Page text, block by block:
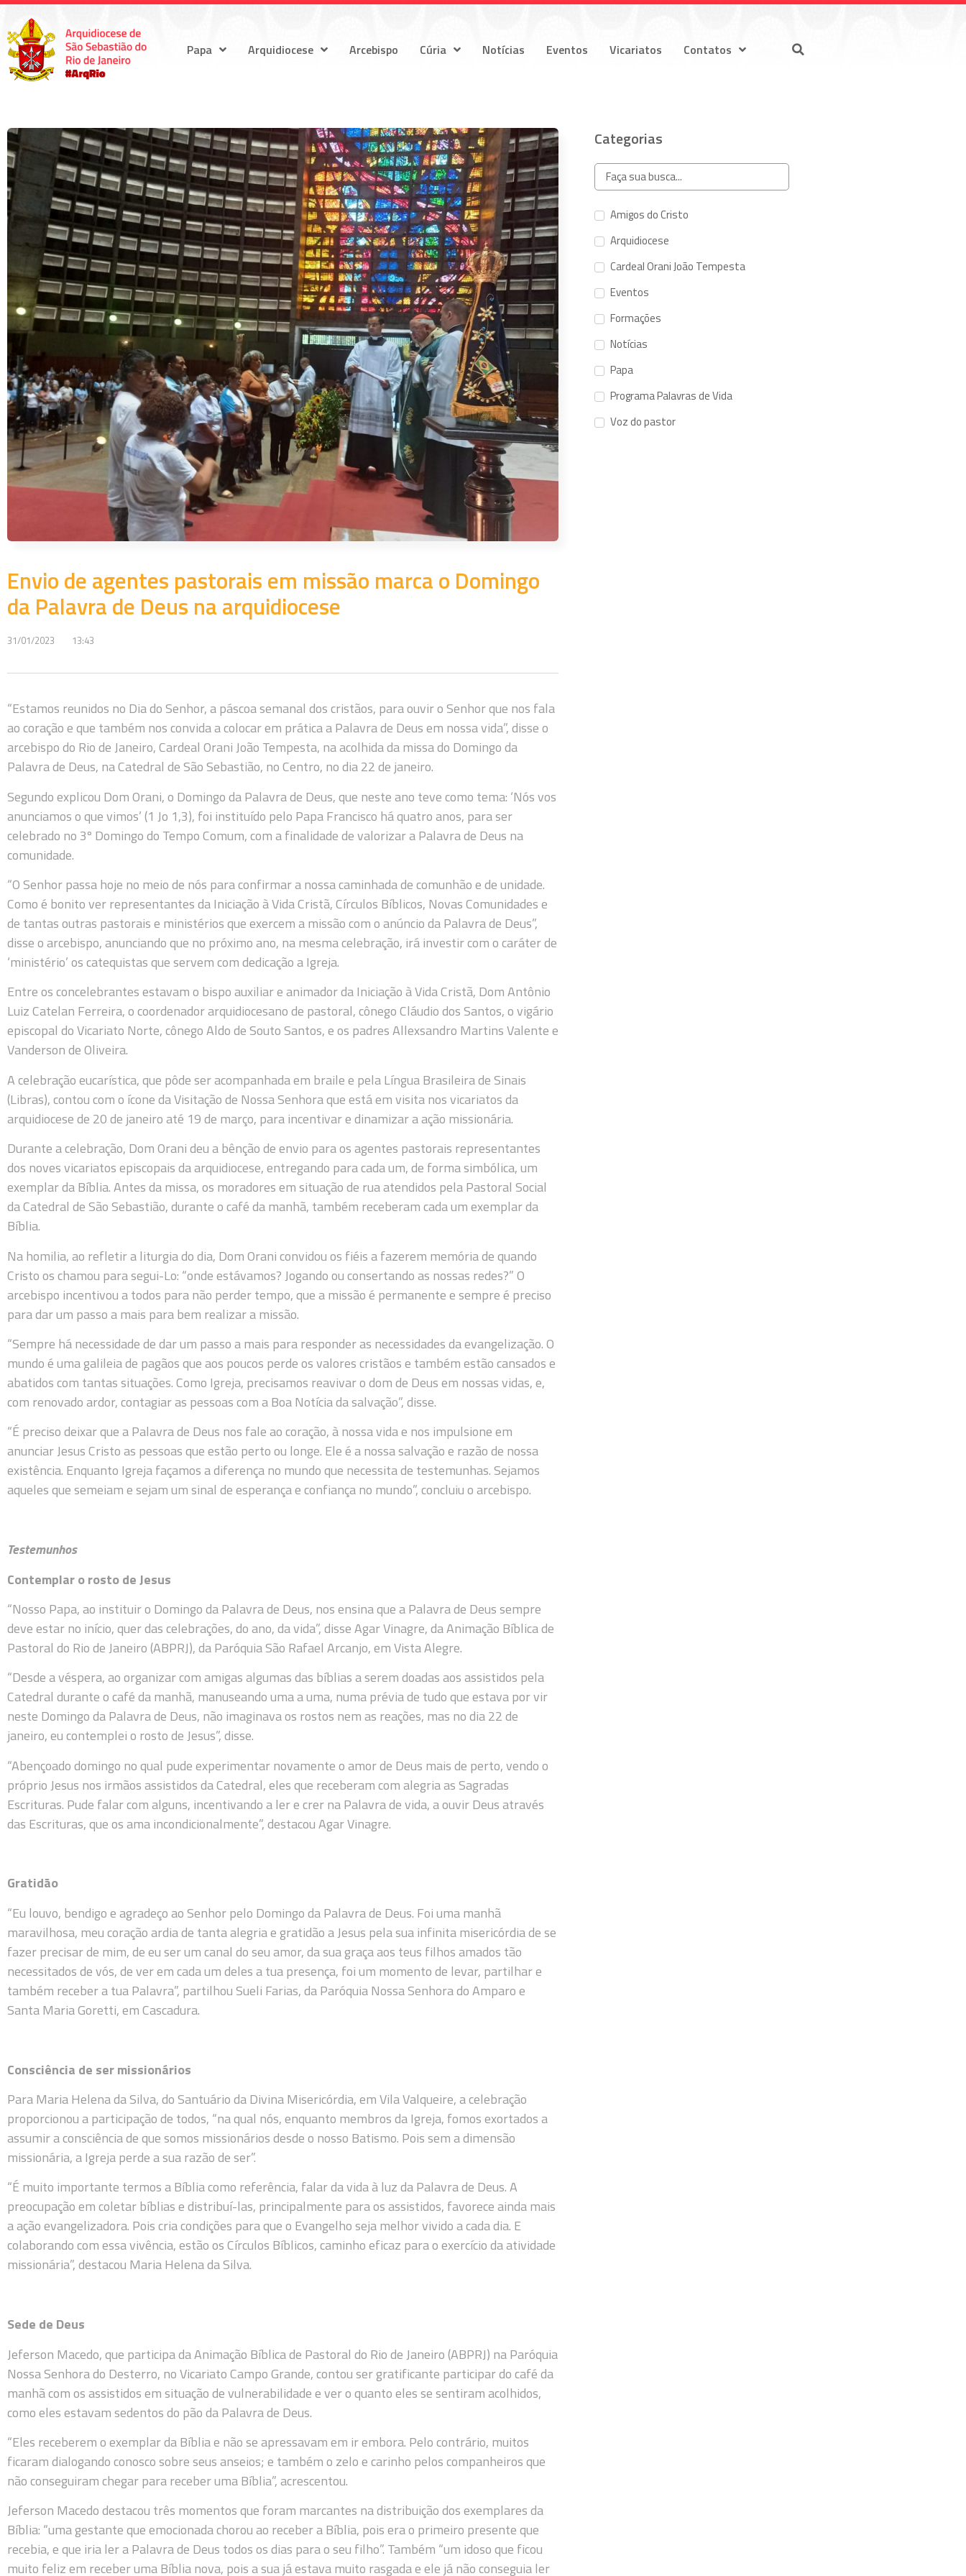
Papa Arquidiocese Arcebispo Cúria Notícias Eventos Vicariatos Contatos
Envio de agentes pastorais em missão marca o Domingo
da Palavra de Deus na arquidiocese
31/01/2023 13:43
“Estamos reunidos no Dia do Senhor, a páscoa semanal dos cristãos, para ouvir o Senhor que nos fala
ao coração e que também nos convida a colocar em prática a Palavra de Deus em nossa vida”, disse o
arcebispo do Rio de Janeiro, Cardeal Orani João Tempesta, na acolhida da missa do Domingo da
Palavra de Deus, na Catedral de São Sebastião, no Centro, no dia 22 de janeiro.
Segundo explicou Dom Orani, o Domingo da Palavra de Deus, que neste ano teve como tema: ‘Nós vos
anunciamos o que vimos’ (1 Jo 1,3), foi instituído pelo Papa Francisco há quatro anos, para ser
celebrado no 3º Domingo do Tempo Comum, com a finalidade de valorizar a Palavra de Deus na
comunidade.
“O Senhor passa hoje no meio de nós para confirmar a nossa caminhada de comunhão e de unidade.
Como é bonito ver representantes da Iniciação à Vida Cristã, Círculos Bíblicos, Novas Comunidades e
de tantas outras pastorais e ministérios que exercem a missão com o anúncio da Palavra de Deus”,
disse o arcebispo, anunciando que no próximo ano, na mesma celebração, irá investir com o caráter de
‘ministério’ os catequistas que servem com dedicação a Igreja.
Entre os concelebrantes estavam o bispo auxiliar e animador da Iniciação à Vida Cristã, Dom Antônio
Luiz Catelan Ferreira, o coordenador arquidiocesano de pastoral, cônego Cláudio dos Santos, o vigário
episcopal do Vicariato Norte, cônego Aldo de Souto Santos, e os padres Allexsandro Martins Valente e
Vanderson de Oliveira.
A celebração eucarística, que pôde ser acompanhada em braile e pela Língua Brasileira de Sinais
(Libras), contou com o ícone da Visitação de Nossa Senhora que está em visita nos vicariatos da
arquidiocese de 20 de janeiro até 19 de março, para incentivar e dinamizar a ação missionária.
Durante a celebração, Dom Orani deu a bênção de envio para os agentes pastorais representantes
dos noves vicariatos episcopais da arquidiocese, entregando para cada um, de forma simbólica, um
exemplar da Bíblia. Antes da missa, os moradores em situação de rua atendidos pela Pastoral Social
da Catedral de São Sebastião, durante o café da manhã, também receberam cada um exemplar da
Bíblia.
Na homilia, ao refletir a liturgia do dia, Dom Orani convidou os fiéis a fazerem memória de quando
Cristo os chamou para segui-Lo: “onde estávamos? Jogando ou consertando as nossas redes?” O
arcebispo incentivou a todos para não perder tempo, que a missão é permanente e sempre é preciso
para dar um passo a mais para bem realizar a missão.
“Sempre há necessidade de dar um passo a mais para responder as necessidades da evangelização. O
mundo é uma galileia de pagãos que aos poucos perde os valores cristãos e também estão cansados e
abatidos com tantas situações. Como Igreja, precisamos reavivar o dom de Deus em nossas vidas, e,
com renovado ardor, contagiar as pessoas com a Boa Notícia da salvação”, disse.
“É preciso deixar que a Palavra de Deus nos fale ao coração, à nossa vida e nos impulsione em
anunciar Jesus Cristo as pessoas que estão perto ou longe. Ele é a nossa salvação e razão de nossa
existência. Enquanto Igreja façamos a diferença no mundo que necessita de testemunhas. Sejamos
aqueles que semeiam e sejam um sinal de esperança e confiança no mundo”, concluiu o arcebispo.
Testemunhos
Contemplar o rosto de Jesus
“Nosso Papa, ao instituir o Domingo da Palavra de Deus, nos ensina que a Palavra de Deus sempre
deve estar no início, quer das celebrações, do ano, da vida”, disse Agar Vinagre, da Animação Bíblica de
Pastoral do Rio de Janeiro (ABPRJ), da Paróquia São Rafael Arcanjo, em Vista Alegre.
“Desde a véspera, ao organizar com amigas algumas das bíblias a serem doadas aos assistidos pela
Catedral durante o café da manhã, manuseando uma a uma, numa prévia de tudo que estava por vir
neste Domingo da Palavra de Deus, não imaginava os rostos nem as reações, mas no dia 22 de
janeiro, eu contemplei o rosto de Jesus”, disse.
“Abençoado domingo no qual pude experimentar novamente o amor de Deus mais de perto, vendo o
próprio Jesus nos irmãos assistidos da Catedral, eles que receberam com alegria as Sagradas
Escrituras. Pude falar com alguns, incentivando a ler e crer na Palavra de vida, a ouvir Deus através
das Escrituras, que os ama incondicionalmente”, destacou Agar Vinagre.
Gratidão
“Eu louvo, bendigo e agradeço ao Senhor pelo Domingo da Palavra de Deus. Foi uma manhã
maravilhosa, meu coração ardia de tanta alegria e gratidão a Jesus pela sua infinita misericórdia de se
fazer precisar de mim, de eu ser um canal do seu amor, da sua graça aos teus filhos amados tão
necessitados de vós, de ver em cada um deles a tua presença, foi um momento de levar, partilhar e
também receber a tua Palavra”, partilhou Sueli Farias, da Paróquia Nossa Senhora do Amparo e
Santa Maria Goretti, em Cascadura.
Consciência de ser missionários
Para Maria Helena da Silva, do Santuário da Divina Misericórdia, em Vila Valqueire, a celebração
proporcionou a participação de todos, “na qual nós, enquanto membros da Igreja, fomos exortados a
assumir a consciência de que somos missionários desde o nosso Batismo. Pois sem a dimensão
missionária, a Igreja perde a sua razão de ser”.
“É muito importante termos a Bíblia como referência, falar da vida à luz da Palavra de Deus. A
preocupação em coletar bíblias e distribuí-las, principalmente para os assistidos, favorece ainda mais
a ação evangelizadora. Pois cria condições para que o Evangelho seja melhor vivido a cada dia. E
colaborando com essa vivência, estão os Círculos Bíblicos, caminho eficaz para o exercício da atividade
missionária”, destacou Maria Helena da Silva.
Sede de Deus
Jeferson Macedo, que participa da Animação Bíblica de Pastoral do Rio de Janeiro (ABPRJ) na Paróquia
Nossa Senhora do Desterro, no Vicariato Campo Grande, contou ser gratificante participar do café da
manhã com os assistidos em situação de vulnerabilidade e ver o quanto eles se sentiram acolhidos,
como eles estavam sedentos do pão da Palavra de Deus.
“Eles receberem o exemplar da Bíblia e não se apressavam em ir embora. Pelo contrário, muitos
ficaram dialogando conosco sobre seus anseios; e também o zelo e carinho pelos companheiros que
não conseguiram chegar para receber uma Bíblia”, acrescentou.
Jeferson Macedo destacou três momentos que foram marcantes na distribuição dos exemplares da
Bíblia: “uma gestante que emocionada chorou ao receber a Bíblia, pois era o primeiro presente que
recebia, e que iria ler a Palavra de Deus todos os dias para o seu filho”. Também “um idoso que ficou
muito feliz em receber uma Bíblia nova, pois a sua já estava muito rasgada e ele já não conseguia ler
Categorias
Amigos do Cristo
Arquidiocese
Cardeal Orani João Tempesta
Eventos
Formações
Notícias
Papa
Programa Palavras de Vida
Voz do pastor